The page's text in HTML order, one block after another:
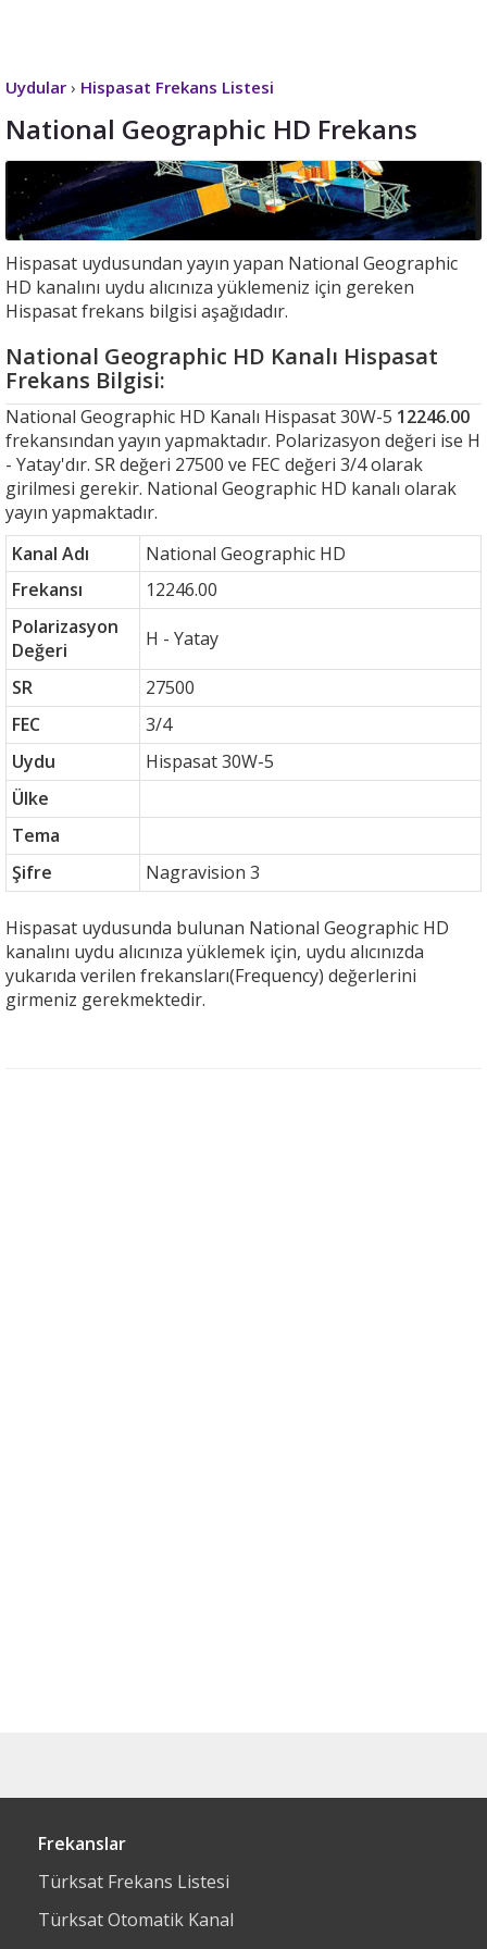
Uydular › Hispasat Frekans Listesi
National Geographic HD Frekans
Hispasat uydusundan yayın yapan National Geographic
HD kanalını uydu alıcınıza yüklemeniz için gereken
Hispasat frekans bilgisi aşağıdadır.
National Geographic HD Kanalı Hispasat
Frekans Bilgisi:
National Geographic HD Kanalı Hispasat 30W-5 12246.00
frekansından yayın yapmaktadır. Polarizasyon değeri ise H
- Yatay'dır. SR değeri 27500 ve FEC değeri 3/4 olarak
girilmesi gerekir. National Geographic HD kanalı olarak
yayın yapmaktadır.
Kanal Adı
National Geographic HD
Frekansı
12246.00
Polarizasyon
Değeri
H - Yatay
SR
27500
FEC
3/4
Uydu
Hispasat 30W-5
Ülke
Tema
Şifre
Nagravision 3
Hispasat uydusunda bulunan National Geographic HD
kanalını uydu alıcınıza yüklemek için, uydu alıcınızda
yukarıda verilen frekansları(Frequency) değerlerini
girmeniz gerekmektedir.
Frekanslar
Türksat Frekans Listesi
Türksat Otomatik Kanal